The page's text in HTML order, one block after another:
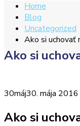
Home
Blog
Uncategorized
Ako si uchovať
Ako si
30máj30. mája 2016
Ako si